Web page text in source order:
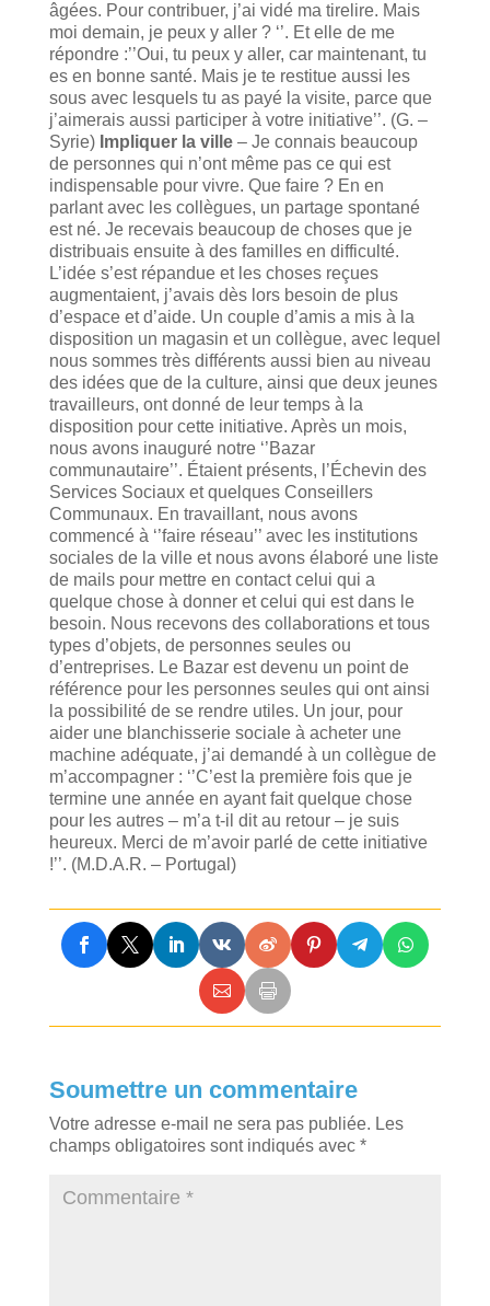
âgées. Pour contribuer, j’ai vidé ma tirelire. Mais
moi demain, je peux y aller ? ‘’. Et elle de me
répondre :’’Oui, tu peux y aller, car maintenant, tu
es en bonne santé. Mais je te restitue aussi les
sous avec lesquels tu as payé la visite, parce que
j’aimerais aussi participer à votre initiative’’. (G. –
Syrie) Impliquer la ville– Je connais beaucoup
de personnes qui n’ont même pas ce qui est
indispensable pour vivre. Que faire ? En en
parlant avec les collègues, un partage spontané
est né. Je recevais beaucoup de choses que je
distribuais ensuite à des familles en difficulté.
L’idée s’est répandue et les choses reçues
augmentaient, j’avais dès lors besoin de plus
d’espace et d’aide. Un couple d’amis a mis à la
disposition un magasin et un collègue, avec lequel
nous sommes très différents aussi bien au niveau
des idées que de la culture, ainsi que deux jeunes
travailleurs, ont donné de leur temps à la
disposition pour cette initiative. Après un mois,
nous avons inauguré notre ‘’Bazar
communautaire’’. Étaient présents, l’Échevin des
Services Sociaux et quelques Conseillers
Communaux. En travaillant, nous avons
commencé à ‘’faire réseau’’ avec les institutions
sociales de la ville et nous avons élaboré une liste
de mails pour mettre en contact celui qui a
quelque chose à donner et celui qui est dans le
besoin. Nous recevons des collaborations et tous
types d’objets, de personnes seules ou
d’entreprises. Le Bazar est devenu un point de
référence pour les personnes seules qui ont ainsi
la possibilité de se rendre utiles. Un jour, pour
aider une blanchisserie sociale à acheter une
machine adéquate, j’ai demandé à un collègue de
m’accompagner : ‘’C’est la première fois que je
termine une année en ayant fait quelque chose
pour les autres – m’a t-il dit au retour – je suis
heureux. Merci de m’avoir parlé de cette initiative
!’’. (M.D.A.R. – Portugal)
Soumettre un commentaire
Votre adresse e-mail ne sera pas publiée. Les
champs obligatoires sont indiqués avec *